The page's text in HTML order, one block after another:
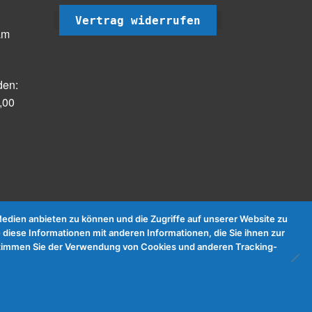
Vertrag widerrufen
anbieten zu können und die Zugriffe auf unserer Website zu
Informationen mit anderen Informationen, die Sie ihnen zur
Sie der Verwendung von Cookies und anderen Tracking-